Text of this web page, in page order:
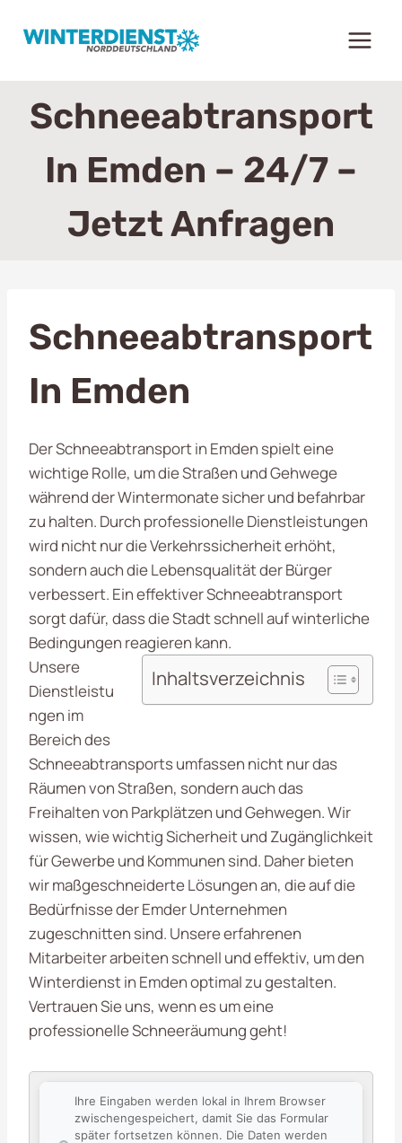
Inhalt
Schneeabtransport
In Emden – 24/7 –
Jetzt Anfragen
Schneeabtransport
In Emden
Der Schneeabtransport in Emden spielt eine
wichtige Rolle, um die Straßen und Gehwege
während der Wintermonate sicher und befahrbar
zu halten. Durch professionelle Dienstleistungen
wird nicht nur die Verkehrssicherheit erhöht,
sondern auch die Lebensqualität der Bürger
verbessert. Ein effektiver Schneeabtransport
sorgt dafür, dass die Stadt schnell auf winterliche
Bedingungen reagieren kann.
Inhaltsverzeichnis
Unsere
Dienstleistu
ngen im
Bereich des
Schneeabtransports umfassen nicht nur das
Räumen von Straßen, sondern auch das
Freihalten von Parkplätzen und Gehwegen. Wir
wissen, wie wichtig Sicherheit und Zugänglichkeit
für Gewerbe und Kommunen sind. Daher bieten
wir maßgeschneiderte Lösungen an, die auf die
Bedürfnisse der Emder Unternehmen
zugeschnitten sind. Unsere erfahrenen
Mitarbeiter arbeiten schnell und effektiv, um den
Winterdienst in Emden optimal zu gestalten.
Vertrauen Sie uns, wenn es um eine
professionelle Schneeräumung geht!
Ihre Eingaben werden lokal in Ihrem Browser
zwischengespeichert, damit Sie das Formular
später fortsetzen können. Die Daten werden